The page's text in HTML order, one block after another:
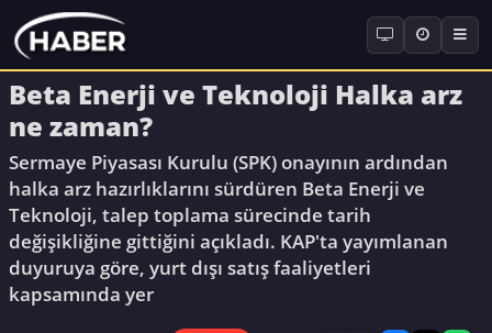
Beta Enerji ve Teknoloji Halka arz
ne zaman?
Sermaye Piyasası Kurulu (SPK) onayının ardından
halka arz hazırlıklarını sürdüren Beta Enerji ve
Teknoloji, talep toplama sürecinde tarih
değişikliğine gittiğini açıkladı. KAP'ta yayımlanan
duyuruya göre, yurt dışı satış faaliyetleri
kapsamında yer